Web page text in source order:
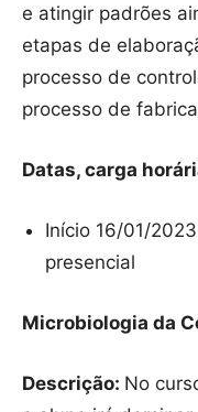
e atingir padrões
etapas de
processo de
processo de
Datas, carga
Início 16/01/
presencial
Microbiologia da
Descrição: No